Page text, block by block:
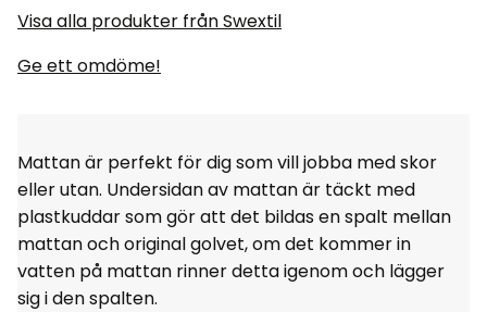
Visa alla produkter från Swextil
Ge ett omdöme!
Mattan är perfekt för dig som vill jobba med skor
eller utan. Undersidan av mattan är täckt med
plastkuddar som gör att det bildas en spalt mellan
mattan och original golvet, om det kommer in
vatten på mattan rinner detta igenom och lägger
sig i den spalten.